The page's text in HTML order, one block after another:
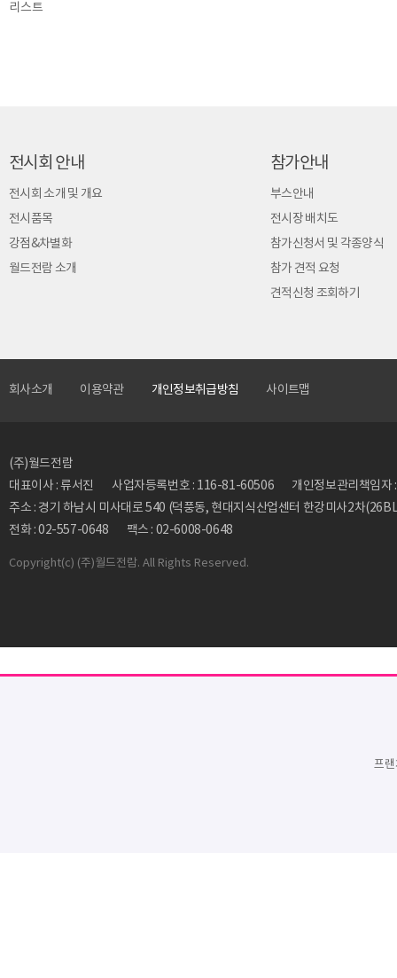
리스트
전시회 안내
전시회 소개 및 개요
전시품목
강점&차별화
월드전람 소개
참가안내
부스안내
전시장 배치도
참가신청서 및 각종양식
참가 견적 요청
견적신청 조회하기
회사소개 이용약관 개인정보취급방침 사이트맵
(주)월드전람
대표이사 : 류서진
사업자등록번호 : 116-81-60506
개인정보관리책임
주소 : 경기 하남시 미사대로 540 (덕풍동, 현대지식산업센터 한강미사2차
전화 : 02-557-0648
팩스 : 02-6008-0648
Copyright(c) (주)월드전람. All Rights Reserved.
프